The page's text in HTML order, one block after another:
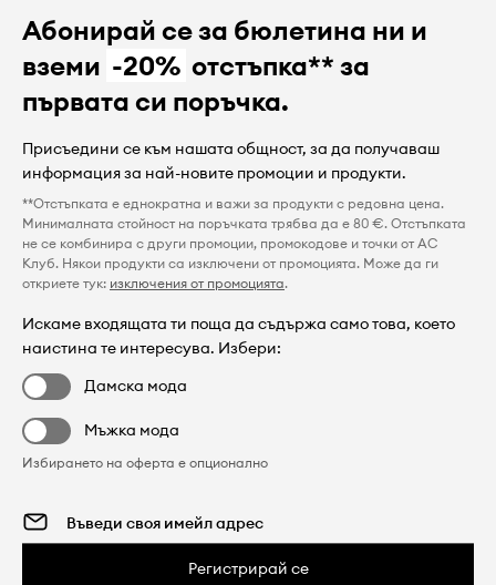
Абонирай се за бюлетина ни и
вземи -20% отстъпка** за
първата си поръчка.
Присъедини се към нашата общност, за да получаваш
информация за най-новите промоции и продукти.
**Отстъпката е еднократна и важи за продукти с редовна цена.
Минималната стойност на поръчката трябва да е 80 €. Отстъпката
не се комбинира с други промоции, промокодове и точки от AC
Клуб. Някои продукти са изключени от промоцията. Може да ги
откриете тук: изключения от промоцията.
Искаме входящата ти поща да съдържа само това, което
наистина те интересува. Избери:
Дамска мода
Мъжка мода
Избирането на оферта е опционално
Регистрирай се